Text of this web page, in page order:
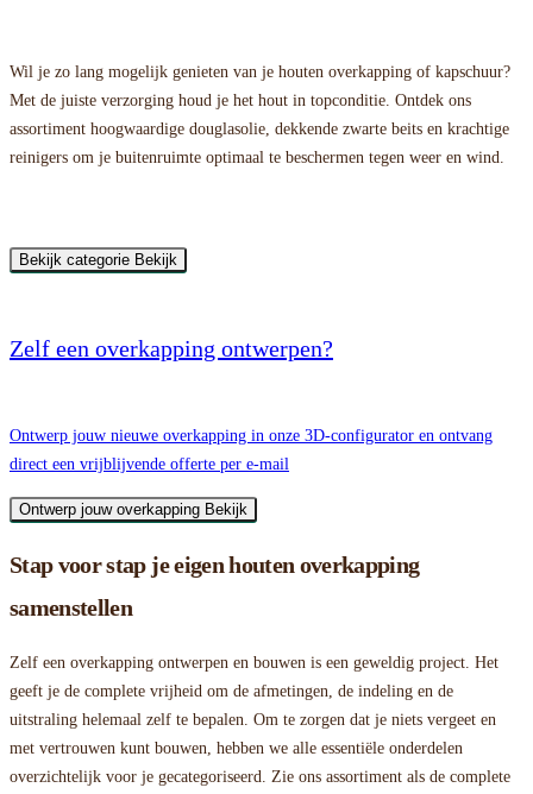
Wil je zo lang mogelijk genieten van je houten overkapping of kapschuur?
Met de juiste verzorging houd je het hout in topconditie. Ontdek ons
assortiment hoogwaardige douglasolie, dekkende zwarte beits en krachtige
reinigers om je buitenruimte optimaal te beschermen tegen weer en wind.
Bekijk categorie Bekijk
Zelf een overkapping ontwerpen?
Ontwerp jouw nieuwe overkapping in onze 3D-configurator en ontvang
direct een vrijblijvende offerte per e-mail
Ontwerp jouw overkapping Bekijk
Stap voor stap je eigen houten overkapping
samenstellen
Zelf een overkapping ontwerpen en bouwen is een geweldig project. Het
geeft je de complete vrijheid om de afmetingen, de indeling en de
uitstraling helemaal zelf te bepalen. Om te zorgen dat je niets vergeet en
met vertrouwen kunt bouwen, hebben we alle essentiële onderdelen
overzichtelijk voor je gecategoriseerd. Zie ons assortiment als de complete